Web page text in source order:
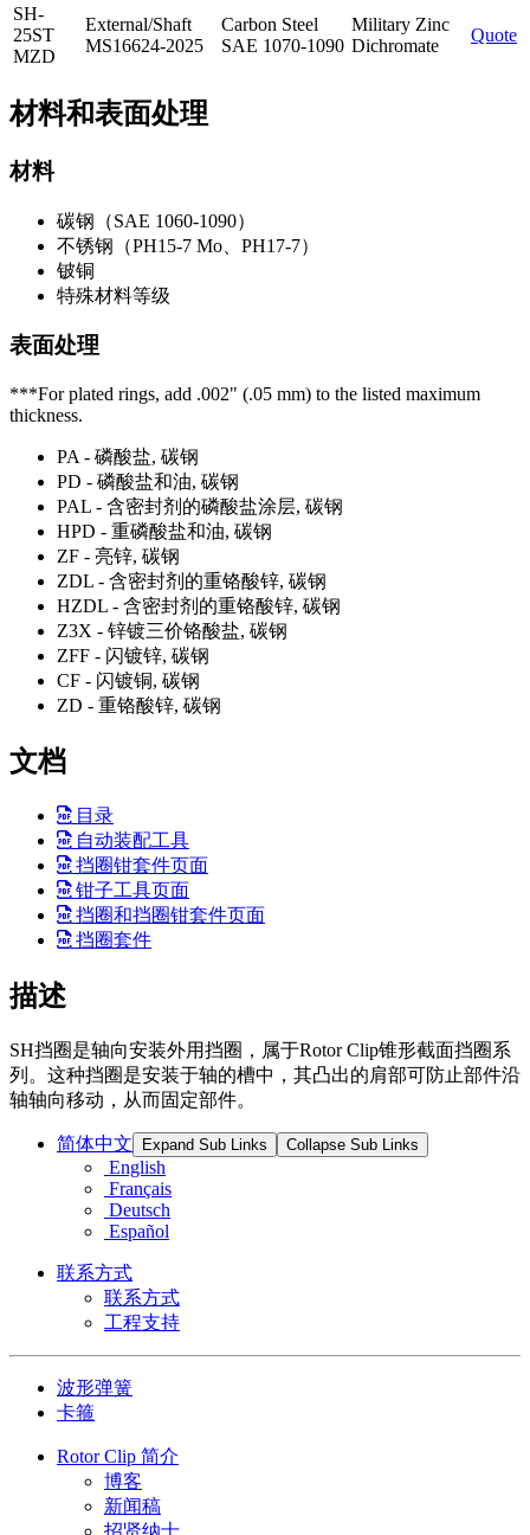
SH-
25ST
MZD
External/Shaft
MS16624-2025
Carbon Steel
SAE 1070-1090
Military Zinc
Dichromate
Quote
材料和表面处理
材料
碳钢（SAE 1060-1090）
不锈钢（PH15-7 Mo、PH17-7）
铍铜
特殊材料等级
表面处理
***For plated rings, add .002" (.05 mm) to the listed maximum
thickness.
PA - 磷酸盐, 碳钢
PD - 磷酸盐和油, 碳钢
PAL - 含密封剂的磷酸盐涂层, 碳钢
HPD - 重磷酸盐和油, 碳钢
ZF - 亮锌, 碳钢
ZDL - 含密封剂的重铬酸锌, 碳钢
HZDL - 含密封剂的重铬酸锌, 碳钢
Z3X - 锌镀三价铬酸盐, 碳钢
ZFF - 闪镀锌, 碳钢
CF - 闪镀铜, 碳钢
ZD - 重铬酸锌, 碳钢
文档
目录
自动装配工具
挡圈钳套件页面
钳子工具页面
挡圈和挡圈钳套件页面
挡圈套件
描述
SH挡圈是轴向安装外用挡圈，属于Rotor Clip锥形截面挡圈系
列。这种挡圈是安装于轴的槽中，其凸出的肩部可防止部件沿
轴轴向移动，从而固定部件。
简体中文 Expand Sub Links Collapse Sub Links
English
Français
Deutsch
Español
联系方式
联系方式
工程支持
波形弹簧
卡箍
Rotor Clip 简介
博客
新闻稿
招贤纳士